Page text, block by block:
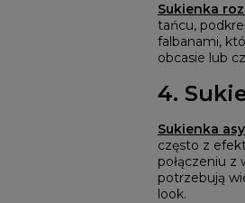
Sukienka
tańcu,
falbanami,
obcasie lub
4.
Sukienka
często z
połączeniu z
potrzebują
look.